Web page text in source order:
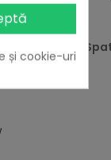
heart
și cookie-uri